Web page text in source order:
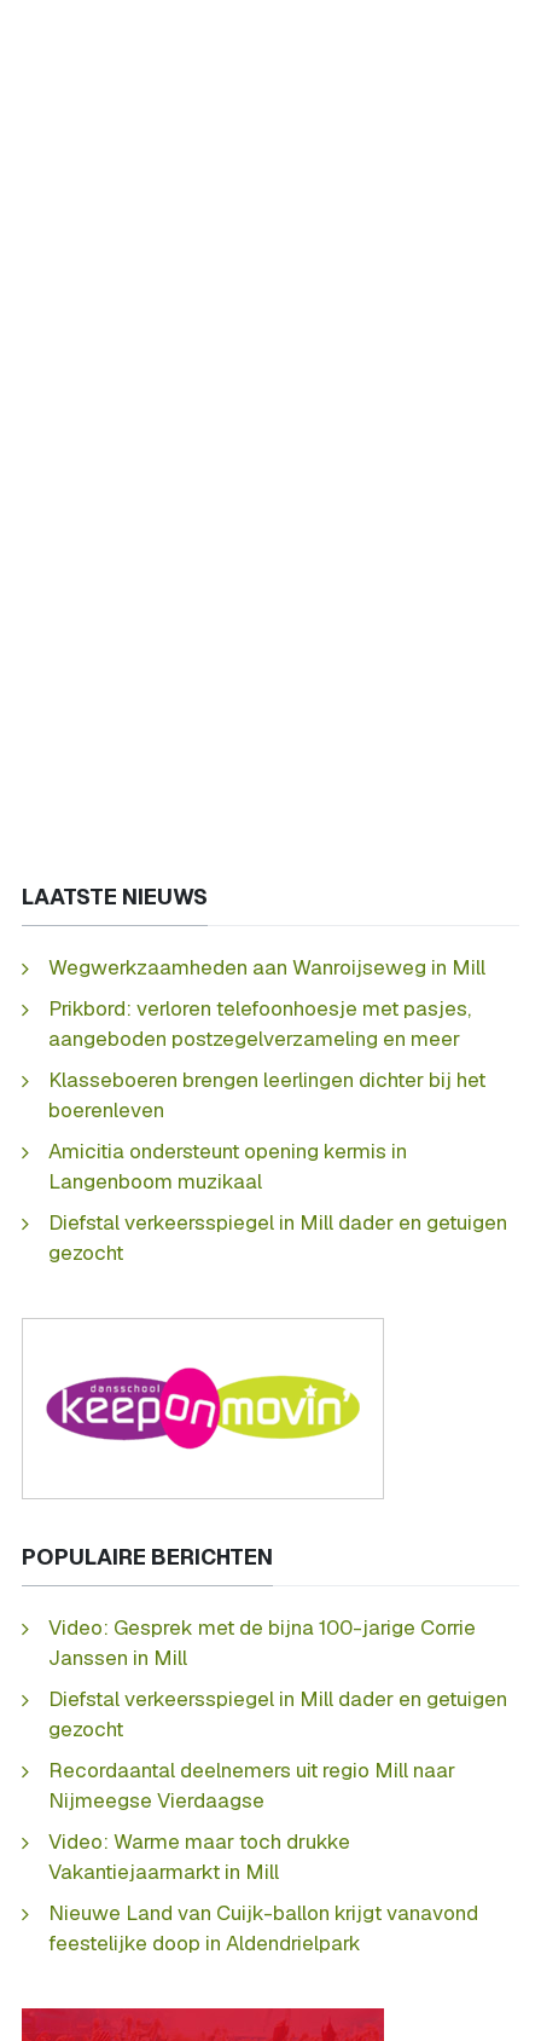
LAATSTE NIEUWS
Wegwerkzaamheden aan Wanroijseweg in Mill
Prikbord: verloren telefoonhoesje met pasjes,
aangeboden postzegelverzameling en meer
Klasseboeren brengen leerlingen dichter bij het
boerenleven
Amicitia ondersteunt opening kermis in
Langenboom muzikaal
Diefstal verkeersspiegel in Mill dader en getuigen
gezocht
POPULAIRE BERICHTEN
Video: Gesprek met de bijna 100-jarige Corrie
Janssen in Mill
Diefstal verkeersspiegel in Mill dader en getuigen
gezocht
Recordaantal deelnemers uit regio Mill naar
Nijmeegse Vierdaagse
Video: Warme maar toch drukke
Vakantiejaarmarkt in Mill
Nieuwe Land van Cuijk-ballon krijgt vanavond
feestelijke doop in Aldendrielpark